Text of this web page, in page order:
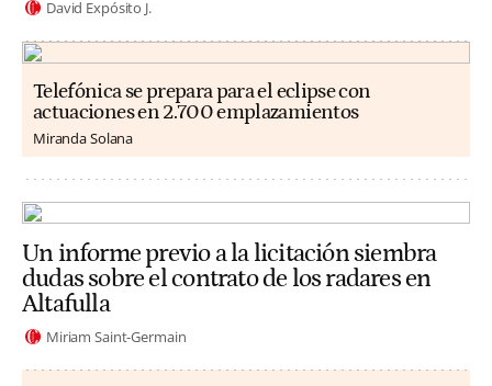
David Expósito J.
Telefónica se prepara para el eclipse con
actuaciones en 2.700 emplazamientos
Miranda Solana
Un informe previo a la licitación siembra
dudas sobre el contrato de los radares en
Altafulla
Miriam Saint-Germain